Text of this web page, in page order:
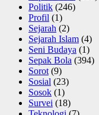
Politik (246)
Profil (1)
Sejarah (2)
Sejarah Islam (4)
Seni Budaya (1)
Sepak Bola (394)
Sorot (9)
Sosial (23)
Sosok (1)
Survei (18)